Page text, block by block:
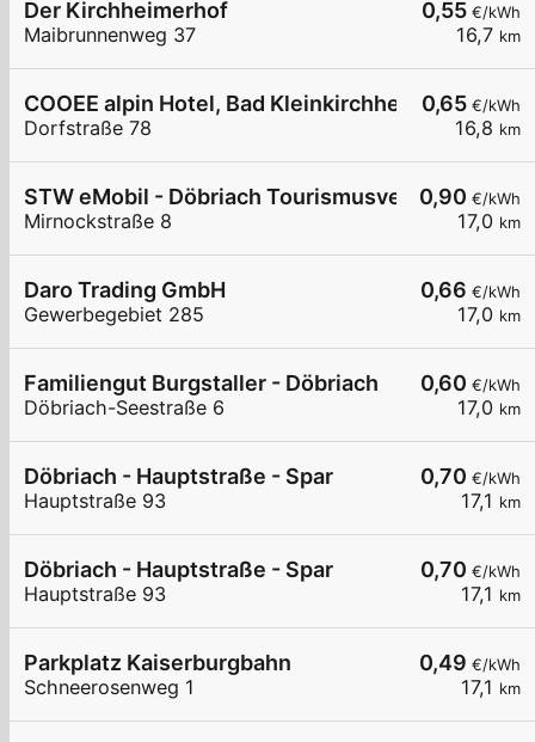
0,55 €/kWh
16,7 km
Der Kirchheimerhof
Maibrunnenweg 37
0,65 €/kWh
16,8 km
COOEE alpin Hotel, Bad Kleinkirchheim
Dorfstraße 78
0,90 €/kWh
17,0 km
STW eMobil - Döbriach Tourismusverband
Mirnockstraße 8
0,66 €/kWh
17,0 km
Daro Trading GmbH
Gewerbegebiet 285
0,60 €/kWh
17,0 km
Familiengut Burgstaller - Döbriach
Döbriach-Seestraße 6
0,70 €/kWh
17,1 km
Döbriach - Hauptstraße - Spar
Hauptstraße 93
0,70 €/kWh
17,1 km
Döbriach - Hauptstraße - Spar
Hauptstraße 93
0,49 €/kWh
17,1 km
Parkplatz Kaiserburgbahn
Schneerosenweg 1